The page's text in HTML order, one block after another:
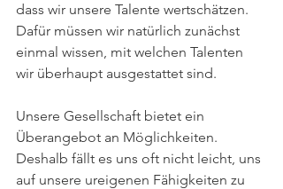
dass wir unsere Talente wertschätzen.
Dafür müssen wir natürlich zunächst
einmal wissen, mit welchen Talenten
wir überhaupt ausgestattet sind.
Unsere Gesellschaft bietet ein
Überangebot an Möglichkeiten.
Deshalb fällt es uns oft nicht leicht, uns
auf unsere ureigenen Fähigkeiten zu